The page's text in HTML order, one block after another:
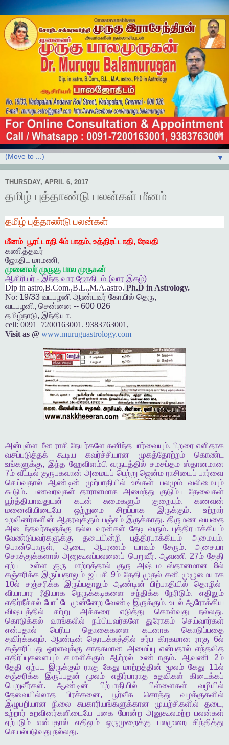
▼
THURSDAY, APRIL 6, 2017
தமிழ் புத்தாண்டு பலன்கள் மீனம்
தமிழ் புத்தாண்டு பலன்கள்
மீனம் பூரட்டாதி 4ம் பாதம், உத்திரட்டாதி, ரேவதி
கணித்தவர்
ஜோதிட
மாமணி,
முனைவர் முருகு பால முருகன்
ஆசிரியர் - இந்த வார ஜோதிடம் (வார இதழ்)
Dip in astro,B.Com.,B.L.,M.A.astro. Ph.D in Astrology.
No: 19/33 வடபழனி ஆண்டவர் கோயில் தெரு,
வடபழனி, சென்னை -- 600 026
தமிழ்நாடு, இந்தியா.
cell: 0091 7200163001. 9383763001,
Visit as @ www.muruguastrology.com
அன்புள்ள மீன ராசி நேயர்களே கனிந்த பார்வையும், பிறரை எளிதாக
வசப்படுத்தக்
கூடிய கவர்ச்சியான முகத்தோற்றம்
கொண்ட
உங்களுக்கு, இந்த ஹேவிளம்பி வருடத்தில் சமசப்தம ஸ்தானமான
7ம் வீட்டில் குருபகவான் அமையப் பெற்று ஜென்ம ராசியைப் பார்வை
செய்வதால்
ஆண்டின் முற்பாதியில் உங்கள் பலமும்
வலிமையும்
கூடும். பணவரவுகள் தாராளமாக அமைந்து குடும்ப
தேவைகள்
பூர்த்தியாவதுடன்
கடன் சுமைகளும் குறையும். கணவன்
மனைவியிடையே
ஒற்றுமை சிறப்பாக இருக்கும். உற்றார்
உறவினர்களின் ஆதரவுக்கும் பஞ்சம் இருக்காது.திருமண வயதை
அடைந்தவர்களுக்கு நல்ல வரன்கள் தேடி வரும். புத்திரபாக்கியம்
வேண்டுபவர்களுக்கு
தடையின்றி புத்திரபாக்கியம் அமையும்.
பொன்பொருள், ஆடை ,ஆபரணம் யாவும் சேரும்.அசையா
சொத்துக்களால் அனுகூலப்பலனைப் பெறுவீர்.ஆவணி 27ம் தேதி
ஏற்பட
உள்ள குரு மாற்றத்தால் குரு அஷ்டம ஸ்தானமான 8ல்
சஞ்சரிக்க இருப்பதாலும் ஜப்பசி 9ம் தேதி முதல் சனி முழுமையாக
10ல் சஞ்சரிக்க இருப்பதாலும் ஆண்டின் பிற்பாதியில்
தொழில்
வியாபார
ரீதியாக நெருக்கடிகளை சந்திக்க நேரிடும்.எதிலும்
எதிர்நீச்சல் போட்டே முன்னேற வேண்டி இருக்கும். உடல் ஆரோக்கிய
விஷயத்தில்
சற்று அக்கரை எடுத்து கொள்வது நல்லது.
கொடுக்கல்
வாங்கலில் நம்பியவர்களே துரோகம்
செய்வார்கள்
என்பதால்
பெரிய தொகைகளை கடனாக
கொடுப்பதை
தவிர்க்கவும். ஆண்டின் தொடக்கத்தில் சர்ப கிரகமான ராகு 6ல்
சஞ்சரிப்பது ஓரளவுக்கு சாதகமான அமைப்பு என்பதால் எந்தவித
எதிர்ப்புகளையும்
சமாளிக்கும் ஆற்றல் உண்டாகும். ஆவணி 2ம்
தேதி ஏற்பட இருக்கும் ராகு கேது மாற்றத்தின் மூலம் கேது 11ல்
சஞ்சரிக்க
இருப்பதன் மூலம் எதிர்பாராத உதவிகள்
கிடைக்கப்
பெறுவீர்கள். ஆண்டின் பிற்பாதியில் பிள்ளைகள்
வழியில்
தேவையில்லாத
பிரச்சனை, பூர்வீக சொத்து
வழக்குகளில்
இழுபறியான
நிலை சுபகாரியங்களுக்கான முயற்சிகளில் தடை ,
உற்றார் உறவினர்களிடையே பகை போன்ற அனுகூலமற்ற பலன்கள்
ஏற்படும்
என்பதால் எதிலும் ஒருமுறைக்கு பலமுறை
சிந்தித்து
செயல்படுவது நல்லது.